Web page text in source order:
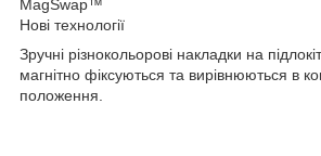
MagSwap™
Нові технології
Зручні різнокольорові накладки на
магнітно фіксуються та вирівнюються в
положення.